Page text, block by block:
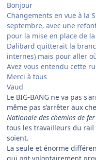
Bonjour
Changements en vue à la
septembre, avec une
pour la mise en place de
Dalibard quitterait la
internes) mais pour aller
Avez vous entendu cette
Merci à tous
Vaud
Le BIG-BANG ne va pas
même pas s’arrêter aux
Nationale des chemins de
tous les travailleurs du rail
soient.
La seule et énorme